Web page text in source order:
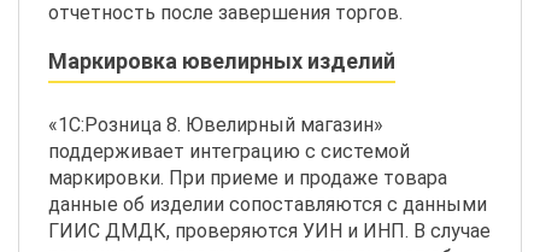
отчетность после завершения торгов.
Маркировка ювелирных изделий
«1С:Розница 8. Ювелирный магазин»
поддерживает интеграцию с системой
маркировки. При приеме и продаже товара
данные об изделии сопоставляются с данными
ГИИС ДМДК, проверяются УИН и ИНП. В случае